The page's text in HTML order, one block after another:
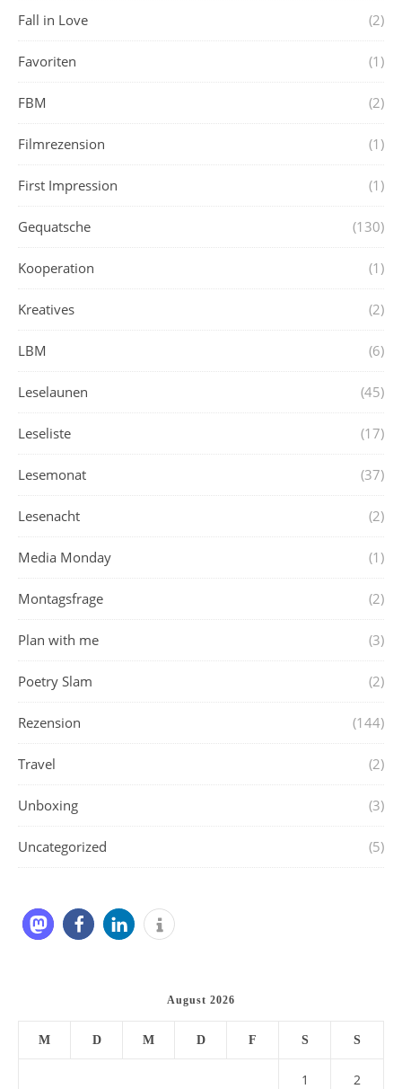
Fall in Love (2)
Favoriten (1)
FBM (2)
Filmrezension (1)
First Impression (1)
Gequatsche (130)
Kooperation (1)
Kreatives (2)
LBM (6)
Leselaunen (45)
Leseliste (17)
Lesemonat (37)
Lesenacht (2)
Media Monday (1)
Montagsfrage (2)
Plan with me (3)
Poetry Slam (2)
Rezension (144)
Travel (2)
Unboxing (3)
Uncategorized (5)
August 2026
M D M D F S S
1 2